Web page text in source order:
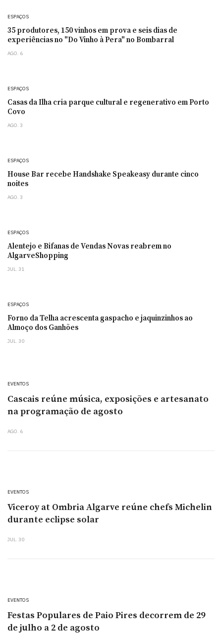
ESPAÇOS
35 produtores, 150 vinhos em prova e seis dias de
experiências no "Do Vinho à Pera" no Bombarral
AGO. 6
ESPAÇOS
Casas da Ilha cria parque cultural e regenerativo em Porto
Covo
AGO. 3
ESPAÇOS
House Bar recebe Handshake Speakeasy durante cinco
noites
AGO. 3
ESPAÇOS
Alentejo e Bifanas de Vendas Novas reabrem no
AlgarveShopping
JUL. 31
ESPAÇOS
Forno da Telha acrescenta gaspacho e jaquinzinhos ao
Almoço dos Ganhões
JUL. 30
EVENTOS
Cascais reúne música, exposições e artesanato
na programação de agosto
AGO. 6
EVENTOS
Viceroy at Ombria Algarve reúne chefs Michelin
durante eclipse solar
JUL. 30
EVENTOS
Festas Populares de Paio Pires decorrem de 29
de julho a 2 de agosto